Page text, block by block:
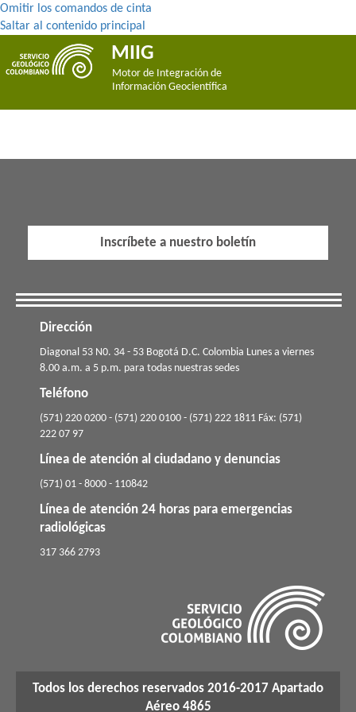
Omitir los comandos de cinta
Saltar al contenido principal
MIIG
Motor de Integración de
Información Geocientífica
Inscríbete a nuestro boletín
Dirección
​​​Diagonal 53 N0. 34 - 53 Bogotá D.C. Colombia Lunes a viernes
8.00 a.m. a 5 p.m. para todas nuestras sedes
Teléfono
(571) 220 0200 - (571) 220 0100 - (571) 222 1811 Fáx: (571)
222 07 97
Línea de atención al ciudadano y denuncias
(571) 01 - 8000 - 110842
Línea de atención 24 horas para emergencias
radiológicas
​317 366 2793
Todos los derechos reservados 2016-2017 Apartado
Aéreo 4865